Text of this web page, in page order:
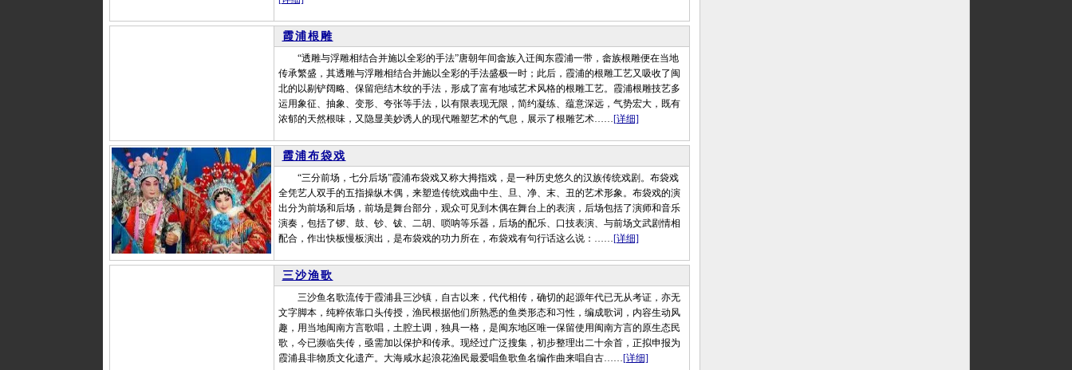
霞浦根雕
“透雕与浮雕相结合并施以全彩的手法”唐朝年间畲族入迁闽东霞浦一带，畲族根雕便在当地
传承繁盛，其透雕与浮雕相结合并施以全彩的手法盛极一时；此后，霞浦的根雕工艺又吸收了闽
北的以剔铲阔略、保留疤结木纹的手法，形成了富有地域艺术风格的根雕工艺。霞浦根雕技艺多
运用象征、抽象、变形、夸张等手法，以有限表现无限，简约凝练、蕴意深远，气势宏大，既有
浓郁的天然根味，又隐显美妙诱人的现代雕塑艺术的气息，展示了根雕艺术……[详细]
霞浦布袋戏
“三分前场，七分后场”霞浦布袋戏又称大拇指戏，是一种历史悠久的汉族传统戏剧。布袋戏
全凭艺人双手的五指操纵木偶，来塑造传统戏曲中生、旦、净、末、丑的艺术形象。布袋戏的演
出分为前场和后场，前场是舞台部分，观众可见到木偶在舞台上的表演，后场包括了演师和音乐
演奏，包括了锣、鼓、钞、钹、二胡、唢呐等乐器，后场的配乐、口技表演、与前场文武剧情相
配合，作出快板慢板演出，是布袋戏的功力所在，布袋戏有句行话这么说：……[详细]
三沙渔歌
三沙鱼名歌流传于霞浦县三沙镇，自古以来，代代相传，确切的起源年代已无从考证，亦无
文字脚本，纯粹依靠口头传授，渔民根据他们所熟悉的鱼类形态和习性，编成歌词，内容生动风
趣，用当地闽南方言歌唱，土腔土调，独具一格，是闽东地区唯一保留使用闽南方言的原生态民
歌，今已濒临失传，亟需加以保护和传承。现经过广泛搜集，初步整理出二十余首，正拟申报为
霞浦县非物质文化遗产。大海咸水起浪花渔民最爱唱鱼歌鱼名编作曲来唱自古……[详细]